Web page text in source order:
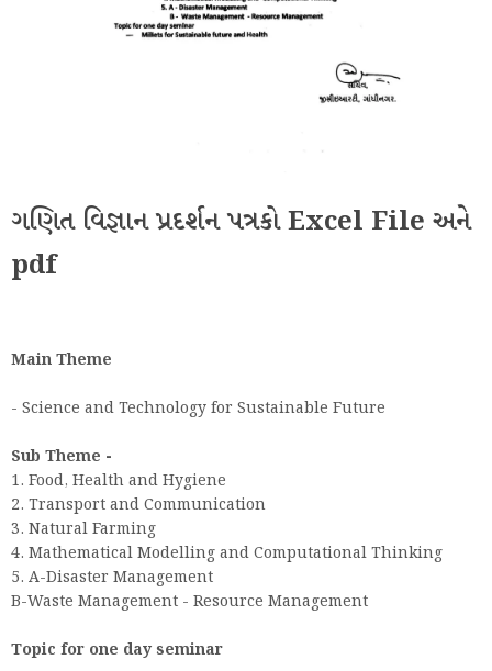
ગણિત વિજ્ઞાન પ્રદર્શન પત્રકો Excel File અને
pdf
Main Theme
- Science and Technology for Sustainable Future
Sub Theme -
1. Food, Health and Hygiene
2. Transport and Communication
3. Natural Farming
4. Mathematical Modelling and Computational Thinking
5. A-Disaster Management
B-Waste Management - Resource Management
Topic for one day seminar